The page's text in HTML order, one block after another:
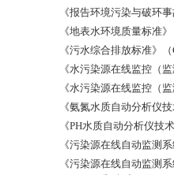
《报告环境污染与破环
《地表水环境质量标准
《污水综合排放标准》（
《水污染源在线监控（
《水污染源在线监控（
《氨氮水质自动分析仪
《PH水质自动分析仪技
《污染源在线自动监测
《污染源在线自动监测